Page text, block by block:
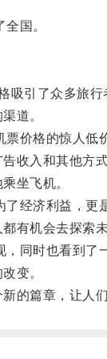
国。
引了众多旅行
道。
价格的惊人低
入和其他方式
坐飞机。
济利益，更
机会去探索未
同时也看到了
变。
篇章，让人们